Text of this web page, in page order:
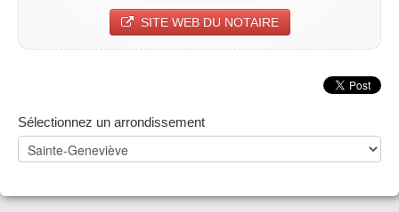
SITE WEB DU NOTAIRE
Sélectionnez un arrondissement